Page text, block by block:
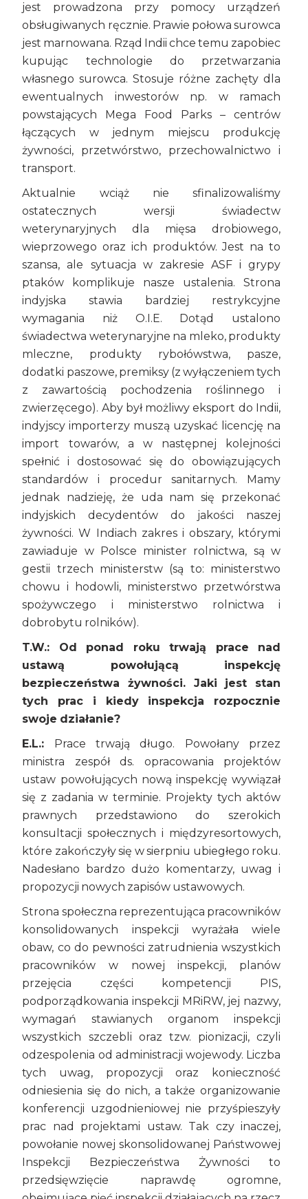
jest prowadzona przy pomocy urządzeń
obsługiwanych ręcznie. Prawie połowa surowca
jest marnowana. Rząd Indii chce temu zapobiec
kupując technologie do przetwarzania
własnego surowca. Stosuje różne zachęty dla
ewentualnych inwestorów np. w ramach
powstających Mega Food Parks – centrów
łączących w jednym miejscu produkcję
żywności, przetwórstwo, przechowalnictwo i
transport.
Aktualnie wciąż nie sfinalizowaliśmy
ostatecznych wersji świadectw
weterynaryjnych dla mięsa drobiowego,
wieprzowego oraz ich produktów. Jest na to
szansa, ale sytuacja w zakresie ASF i grypy
ptaków komplikuje nasze ustalenia. Strona
indyjska stawia bardziej restrykcyjne
wymagania niż O.I.E. Dotąd ustalono
świadectwa weterynaryjne na mleko, produkty
mleczne, produkty rybołówstwa, pasze,
dodatki paszowe, premiksy (z wyłączeniem tych
z zawartością pochodzenia roślinnego i
zwierzęcego). Aby był możliwy eksport do Indii,
indyjscy importerzy muszą uzyskać licencję na
import towarów, a w następnej kolejności
spełnić i dostosować się do obowiązujących
standardów i procedur sanitarnych. Mamy
jednak nadzieję, że uda nam się przekonać
indyjskich decydentów do jakości naszej
żywności. W Indiach zakres i obszary, którymi
zawiaduje w Polsce minister rolnictwa, są w
gestii trzech ministerstw (są to: ministerstwo
chowu i hodowli, ministerstwo przetwórstwa
spożywczego i ministerstwo rolnictwa i
dobrobytu rolników).
T.W.: Od ponad roku trwają prace nad
ustawą powołującą inspekcję
bezpieczeństwa żywności. Jaki jest stan
tych prac i kiedy inspekcja rozpocznie
swoje działanie?
E.L.: Prace trwają długo. Powołany przez
ministra zespół ds. opracowania projektów
ustaw powołujących nową inspekcję wywiązał
się z zadania w terminie. Projekty tych aktów
prawnych przedstawiono do szerokich
konsultacji społecznych i międzyresortowych,
które zakończyły się w sierpniu ubiegłego roku.
Nadesłano bardzo dużo komentarzy, uwag i
propozycji nowych zapisów ustawowych.
Strona społeczna reprezentująca pracowników
konsolidowanych inspekcji wyrażała wiele
obaw, co do pewności zatrudnienia wszystkich
pracowników w nowej inspekcji, planów
przejęcia części kompetencji PIS,
podporządkowania inspekcji MRiRW, jej nazwy,
wymagań stawianych organom inspekcji
wszystkich szczebli oraz tzw. pionizacji, czyli
odzespolenia od administracji wojewody. Liczba
tych uwag, propozycji oraz konieczność
odniesienia się do nich, a także organizowanie
konferencji uzgodnieniowej nie przyśpieszyły
prac nad projektami ustaw. Tak czy inaczej,
powołanie nowej skonsolidowanej Państwowej
Inspekcji Bezpieczeństwa Żywności to
przedsięwzięcie naprawdę ogromne,